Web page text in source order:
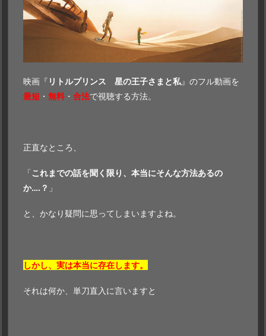
映画『 リトルプリンス 星の王子さまと私』のフル動画を
最短 ・ 無料 ・ 合法で視聴する方法。
正直なところ、
「これまでの話を聞く限り、本当にそんな方法あるの
か….？ 」
と、かなり疑問に思ってしまいますよね。
しかし、実は本当に存在します。
それは何か、単刀直入に言いますと